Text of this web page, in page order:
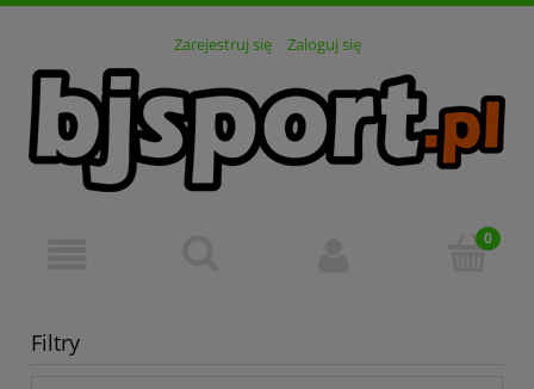
Zarejestruj się Zaloguj się
Filtry